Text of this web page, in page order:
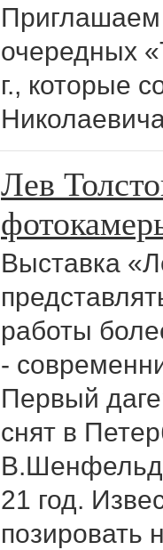
Приглашаем
очередных
г., которые
Лев
Выставка
работы
-
Первый
снят в
21 год.
позировать